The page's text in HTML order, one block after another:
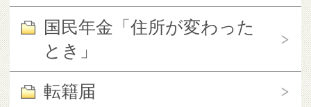
国民年金「住所が変わった
とき」
転籍届